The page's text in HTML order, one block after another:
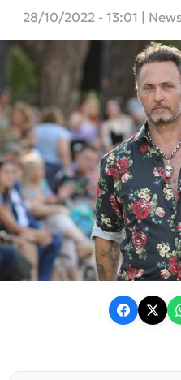
28/10/2022 - 13:01